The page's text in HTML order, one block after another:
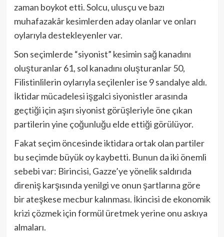
zaman boykot etti. Solcu, ulusçu ve bazı
muhafazakâr kesimlerden aday olanlar ve onları
oylarıyla destekleyenler var.
Son seçimlerde “siyonist” kesimin sağ kanadını
oluşturanlar 61, sol kanadını oluşturanlar 50,
Filistinlilerin oylarıyla seçilenler ise 9 sandalye aldı.
İktidar mücadelesi işgalci siyonistler arasında
geçtiği için aşırı siyonist görüşleriyle öne çıkan
partilerin yine çoğunluğu elde ettiği görülüyor.
Fakat seçim öncesinde iktidara ortak olan partiler
bu seçimde büyük oy kaybetti. Bunun da iki önemli
sebebi var: Birincisi, Gazze’ye yönelik saldırıda
direniş karşısında yenilgi ve onun şartlarına göre
bir ateşkese mecbur kalınması. İkincisi de ekonomik
krizi çözmek için formül üretmek yerine onu askıya
almaları.